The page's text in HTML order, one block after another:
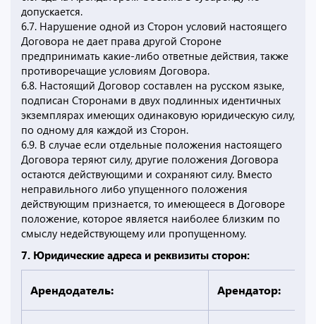
допускается.
6.7. Нарушение одной из Сторон условий настоящего
Договора не дает права другой Стороне
предпринимать какие-либо ответные действия, также
противоречащие условиям Договора.
6.8. Настоящий Договор составлен на русском языке,
подписан Сторонами в двух подлинных идентичных
экземплярах имеющих одинаковую юридическую силу,
по одному для каждой из Сторон.
6.9. В случае если отдельные положения настоящего
Договора теряют силу, другие положения Договора
остаются действующими и сохраняют силу. Вместо
неправильного либо упущенного положения
действующим признается, то имеющееся в Договоре
положение, которое является наиболее близким по
смыслу недействующему или пропущенному.
7. Юридические адреса и реквизиты сторон:
Арендодатель: Арендатор: